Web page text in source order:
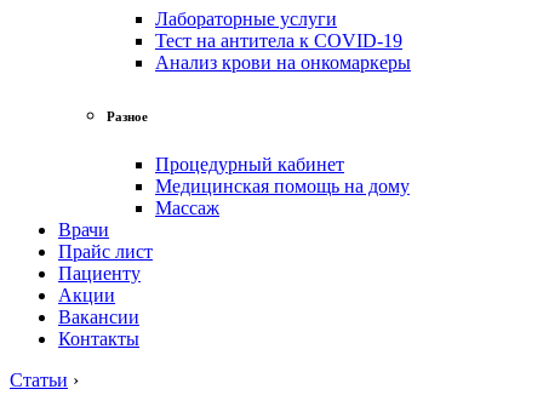
Лабораторные услуги
Тест на антитела к COVID-19
Анализ крови на онкомаркеры
Разное
Процедурный кабинет
Медицинская помощь на дому
Массаж
Врачи
Прайс лист
Пациенту
Акции
Вакансии
Контакты
Статьи ›